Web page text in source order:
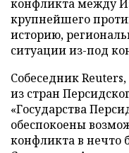
конфликта между
крупнейшего
историю,
ситуации из-под
Собеседник
из стран
«Государства
обеспокоены
конфликта в нечто